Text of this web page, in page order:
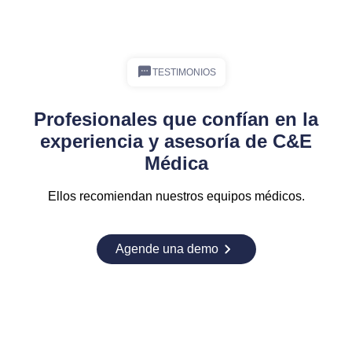
TESTIMONIOS
Profesionales que confían en la
experiencia y asesoría de C&E
Médica
Ellos recomiendan nuestros equipos médicos.
Agende una demo